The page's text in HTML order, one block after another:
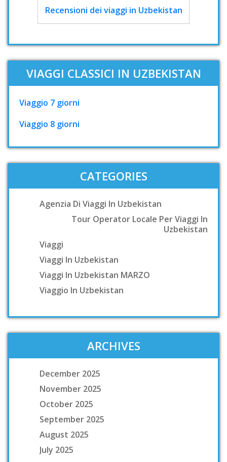
Recensioni dei viaggi in Uzbekistan
VIAGGI CLASSICI IN UZBEKISTAN
Viaggio 7 giorni
Viaggio 8 giorni
CATEGORIES
Agenzia Di Viaggi In Uzbekistan
Tour Operator Locale Per Viaggi In
Uzbekistan
Viaggi
Viaggi In Uzbekistan
Viaggi In Uzbekistan MARZO
Viaggio In Uzbekistan
ARCHIVES
December 2025
November 2025
October 2025
September 2025
August 2025
July 2025